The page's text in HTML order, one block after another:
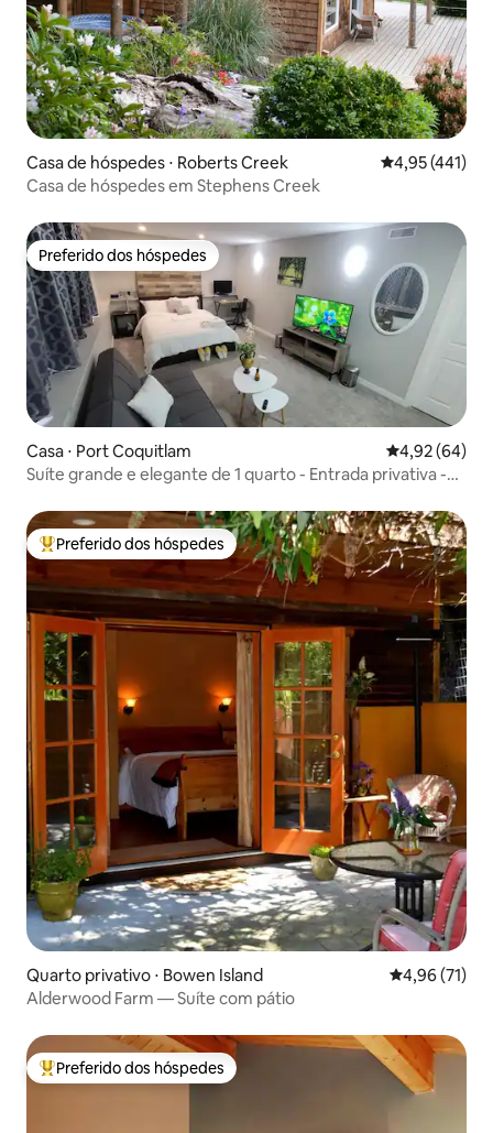
Casa de hóspedes ⋅ Roberts Creek 4,95 de uma
4,95 (441)
Casa de hóspedes em Stephens Creek
Preferido dos hóspedes
Preferido dos hóspedes
Casa ⋅ Port Coquitlam 4,92 de uma
4,92 (64)
Suíte grande e elegante de 1 quarto - Entrada privativa -
Entre os melhores preferidos dos hóspedes
Preferido dos hóspedes
Quarto privativo ⋅ Bowen Island 4,96 de uma
4,96 (71)
Alderwood Farm — Suíte com pátio
Entre os melhores preferidos dos hóspedes
Preferido dos hóspedes